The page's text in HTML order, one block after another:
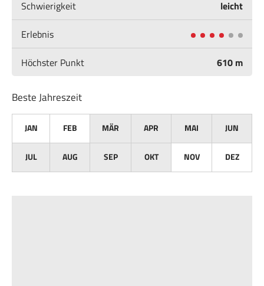
Schwierigkeit
leicht
Erlebnis
Höchster Punkt
610 m
Beste Jahreszeit
JAN FEB MÄR APR MAI JUN
JUL AUG SEP OKT NOV DEZ